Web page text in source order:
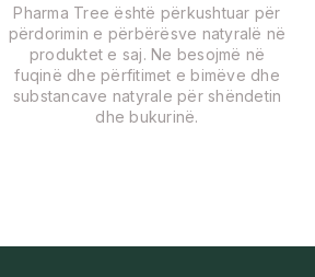
Pharma Tree është përkushtuar për
përdorimin e përbërësve natyralë në
produktet e saj. Ne besojmë në
fuqinë dhe përfitimet e bimëve dhe
substancave natyrale për shëndetin
dhe bukurinë.